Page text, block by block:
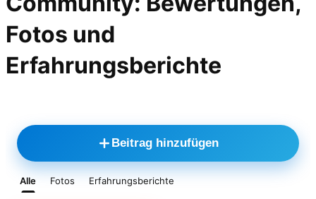
Fotos und
Erfahrungsberichte
Beitrag hinzufügen
Alle Fotos Erfahrungsberichte